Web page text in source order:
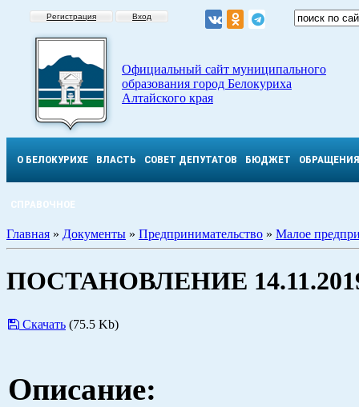
Регистрация Вход
Официальный сайт муниципального
образования город Белокуриха
Алтайского края
О БЕЛОКУРИХЕ ВЛАСТЬ СОВЕТ ДЕПУТАТОВ БЮДЖЕТ ОБРАЩЕНИЯ
СПРАВОЧНОЕ
Главная » Документы » Предпринимательство » Малое
ПОСТАНОВЛЕНИЕ
Скачать (75.5 Kb)
Описание: